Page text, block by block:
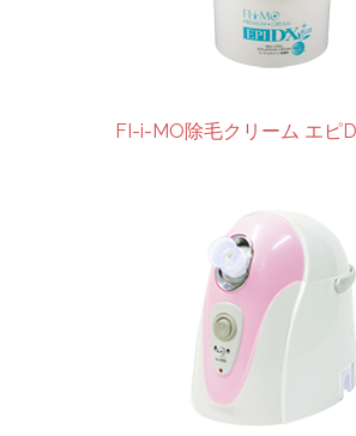
FI-i-MO除毛クリーム エピ